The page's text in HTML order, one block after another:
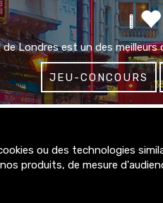
I
de Londres est un des
JEU-CONCOURS
ou des technologies
produits, de mesure